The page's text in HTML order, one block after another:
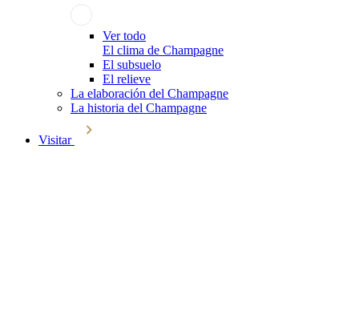
Ver todo
El clima de Champagne
El subsuelo
El relieve
La elaboración del Champagne
La historia del Champagne
Visitar